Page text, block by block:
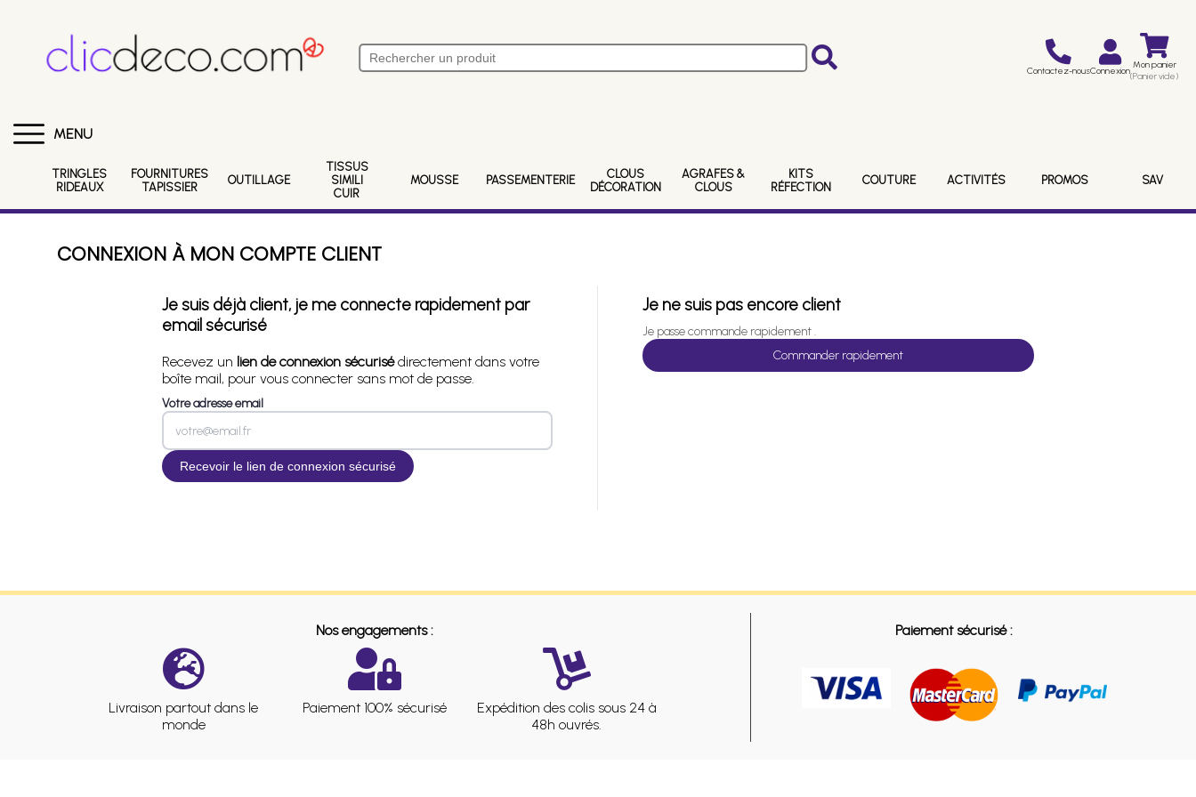
Contactez-nousConnexion Mon panier
(Panier vide)
MENU
TRINGLES
RIDEAUX
FOURNITURES
TAPISSIER
OUTILLAGE
TISSUS
SIMILI
CUIR
MOUSSE PASSEMENTERIE
CLOUS
DÉCORATION
AGRAFES &
CLOUS
KITS
RÉFECTION
COUTURE ACTIVITÉS PROMOS SAV
CONNEXION À MON COMPTE CLIENT
Je suis déjà client, je me connecte rapidement par
email sécurisé
Recevez un lien de connexion sécurisédirectement dans votre
boîte mail, pour vous connecter sans mot de passe.
Votre adresse email
Je ne suis pas encore client
Je passe commande rapidement .
Commander rapidement
Nos engagements :
Livraison partout dans le
monde
Paiement 100% sécurisé
Expédition des colis sous 24 à
48h ouvrés.
Paiement sécurisé :